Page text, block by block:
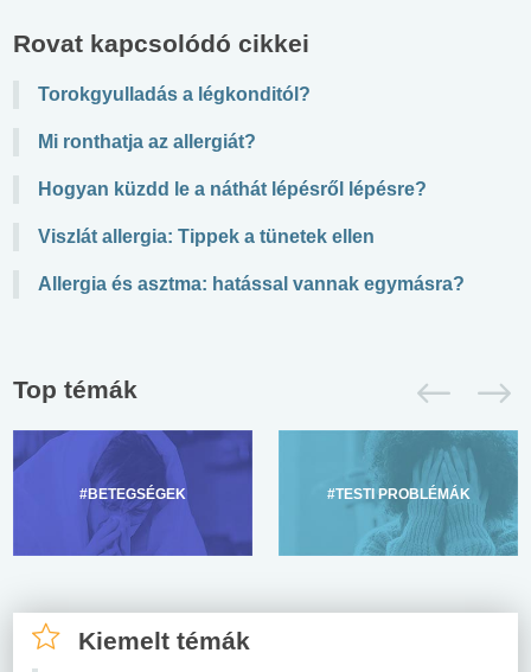
Rovat kapcsolódó cikkei
Torokgyulladás a légkonditól?
Mi ronthatja az allergiát?
Hogyan küzdd le a náthát lépésről lépésre?
Viszlát allergia: Tippek a tünetek ellen
Allergia és asztma: hatással vannak egymásra?
Top témák
#BETEGSÉGEK #TESTI PROBLÉMÁK
Kiemelt témák